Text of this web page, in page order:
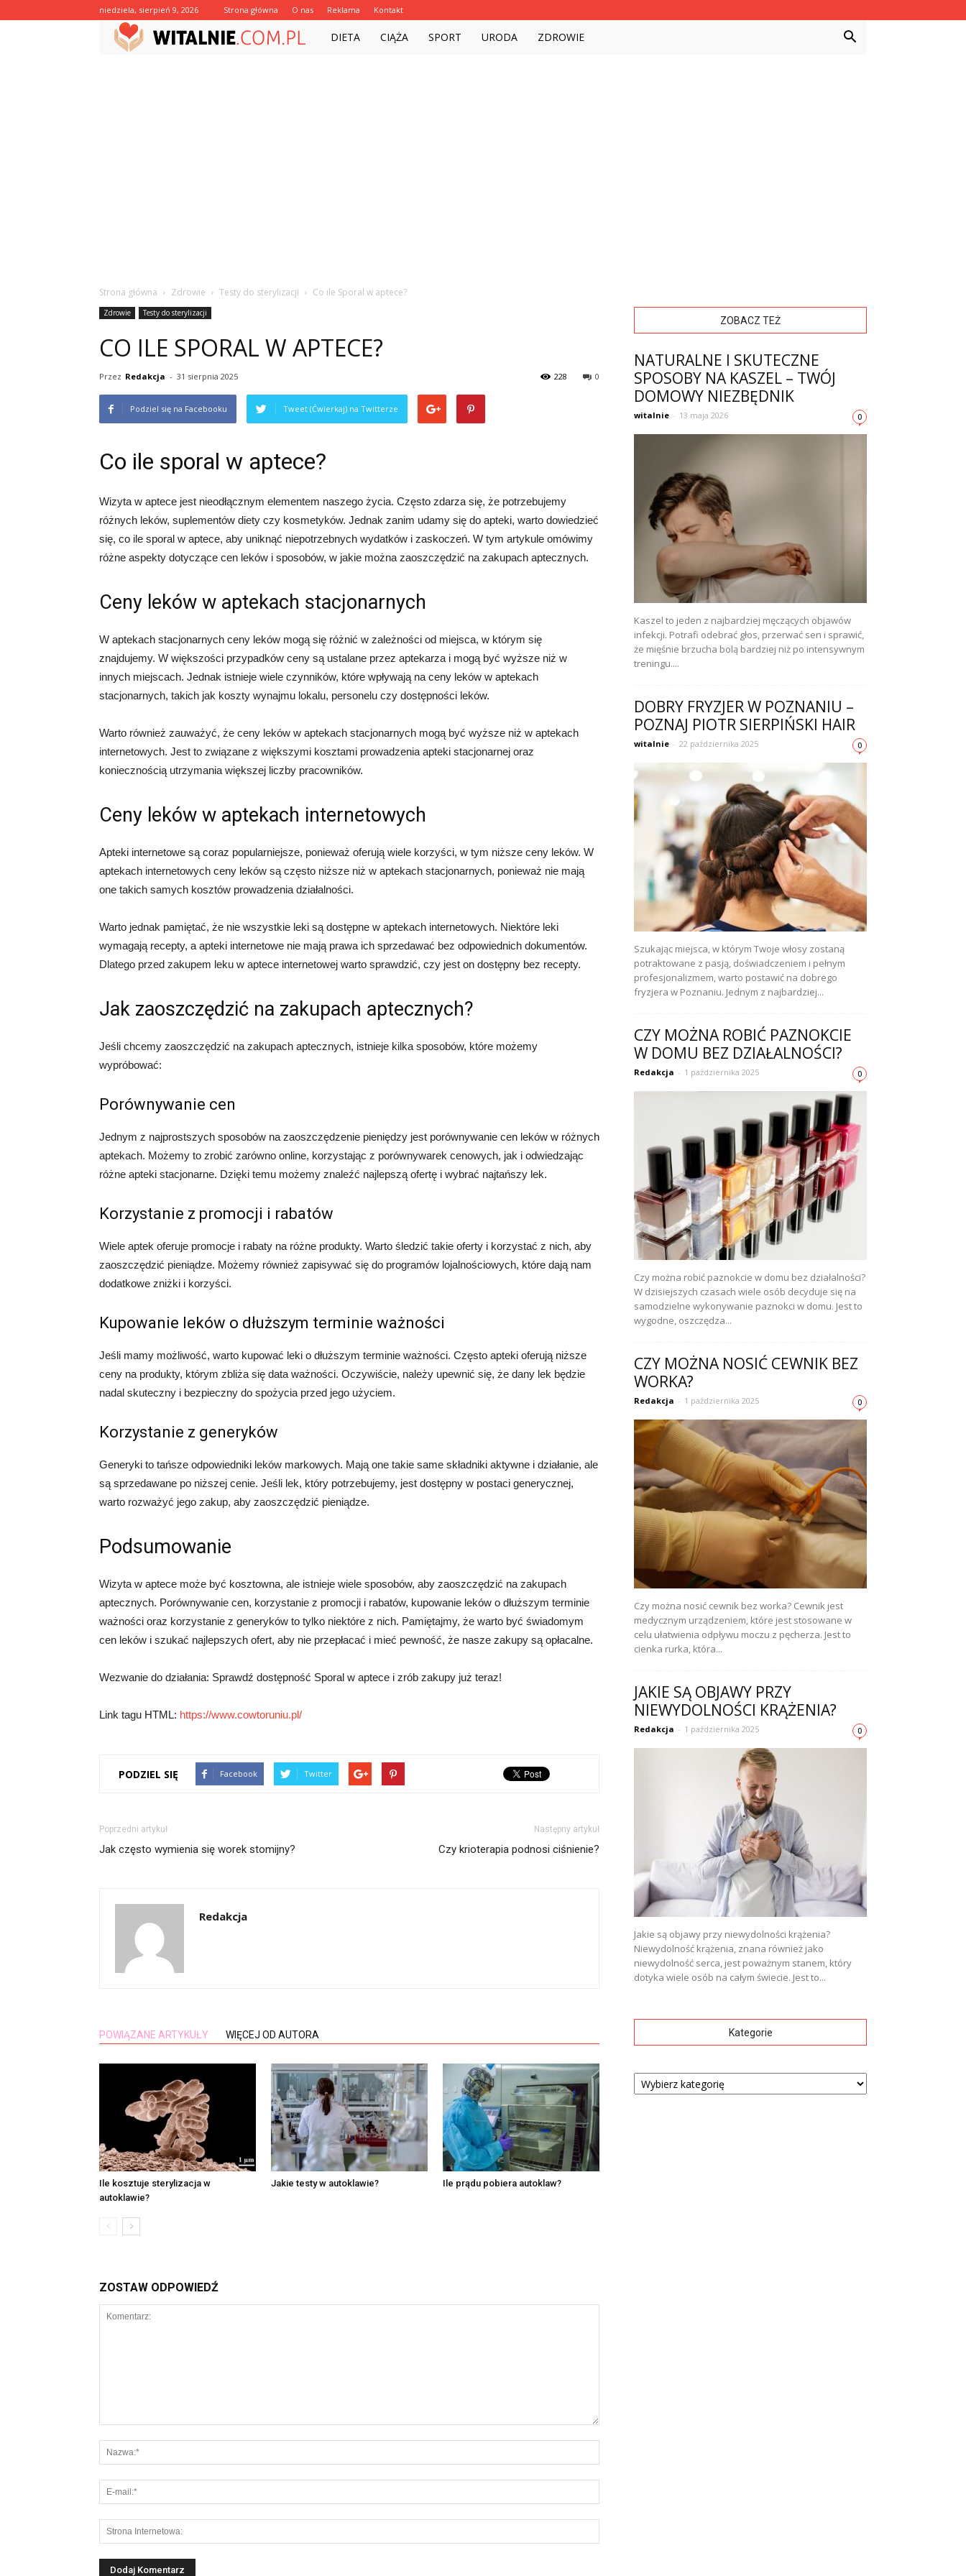
niedziela, sierpień 9, 2026 Strona główna O nas Reklama Kontakt
Witalnie.com.pl
DIETA CIĄŻA SPORT URODA ZDROWIE
Strona główna Zdrowie Testy do sterylizacji Co ile Sporal w aptece?
Zdrowie Testy do sterylizacji
CO ILE SPORAL W APTECE?
Przez Redakcja - 31 sierpnia 2025 0
228
Podziel się na Facebooku Tweet (Ćwierkaj) na Twitterze
Co ile sporal w aptece?
Wizyta w aptece jest nieodłącznym elementem naszego życia. Często zdarza się, że potrzebujemy
różnych leków, suplementów diety czy kosmetyków. Jednak zanim udamy się do apteki, warto dowiedzieć
się, co ile sporal w aptece, aby uniknąć niepotrzebnych wydatków i zaskoczeń. W tym artykule omówimy
różne aspekty dotyczące cen leków i sposobów, w jakie można zaoszczędzić na zakupach aptecznych.
Ceny leków w aptekach stacjonarnych
W aptekach stacjonarnych ceny leków mogą się różnić w zależności od miejsca, w którym się
znajdujemy. W większości przypadków ceny są ustalane przez aptekarza i mogą być wyższe niż w
innych miejscach. Jednak istnieje wiele czynników, które wpływają na ceny leków w aptekach
stacjonarnych, takich jak koszty wynajmu lokalu, personelu czy dostępności leków.
Warto również zauważyć, że ceny leków w aptekach stacjonarnych mogą być wyższe niż w aptekach
internetowych. Jest to związane z większymi kosztami prowadzenia apteki stacjonarnej oraz
koniecznością utrzymania większej liczby pracowników.
Ceny leków w aptekach internetowych
Apteki internetowe są coraz popularniejsze, ponieważ oferują wiele korzyści, w tym niższe ceny leków. W
aptekach internetowych ceny leków są często niższe niż w aptekach stacjonarnych, ponieważ nie mają
one takich samych kosztów prowadzenia działalności.
Warto jednak pamiętać, że nie wszystkie leki są dostępne w aptekach internetowych. Niektóre leki
wymagają recepty, a apteki internetowe nie mają prawa ich sprzedawać bez odpowiednich dokumentów.
Dlatego przed zakupem leku w aptece internetowej warto sprawdzić, czy jest on dostępny bez recepty.
Jak zaoszczędzić na zakupach aptecznych?
Jeśli chcemy zaoszczędzić na zakupach aptecznych, istnieje kilka sposobów, które możemy
wypróbować:
Porównywanie cen
Jednym z najprostszych sposobów na zaoszczędzenie pieniędzy jest porównywanie cen leków w różnych
aptekach. Możemy to zrobić zarówno online, korzystając z porównywarek cenowych, jak i odwiedzając
różne apteki stacjonarne. Dzięki temu możemy znaleźć najlepszą ofertę i wybrać najtańszy lek.
Korzystanie z promocji i rabatów
Wiele aptek oferuje promocje i rabaty na różne produkty. Warto śledzić takie oferty i korzystać z nich, aby
zaoszczędzić pieniądze. Możemy również zapisywać się do programów lojalnościowych, które dają nam
dodatkowe zniżki i korzyści.
Kupowanie leków o dłuższym terminie ważności
Jeśli mamy możliwość, warto kupować leki o dłuższym terminie ważności. Często apteki oferują niższe
ceny na produkty, którym zbliża się data ważności. Oczywiście, należy upewnić się, że dany lek będzie
nadal skuteczny i bezpieczny do spożycia przed jego użyciem.
Korzystanie z generyków
Generyki to tańsze odpowiedniki leków markowych. Mają one takie same składniki aktywne i działanie, ale
są sprzedawane po niższej cenie. Jeśli lek, który potrzebujemy, jest dostępny w postaci generycznej,
warto rozważyć jego zakup, aby zaoszczędzić pieniądze.
Podsumowanie
Wizyta w aptece może być kosztowna, ale istnieje wiele sposobów, aby zaoszczędzić na zakupach
aptecznych. Porównywanie cen, korzystanie z promocji i rabatów, kupowanie leków o dłuższym terminie
ważności oraz korzystanie z generyków to tylko niektóre z nich. Pamiętajmy, że warto być świadomym
cen leków i szukać najlepszych ofert, aby nie przepłacać i mieć pewność, że nasze zakupy są opłacalne.
Wezwanie do działania: Sprawdź dostępność Sporal w aptece i zrób zakupy już teraz!
Link tagu HTML: https://www.cowtoruniu.pl/
PODZIEL SIĘ Facebook Twitter
Poprzedni artykuł
Jak często wymienia się worek stomijny?
Następny artykuł
Czy krioterapia podnosi ciśnienie?
Redakcja
POWIĄZANE ARTYKUŁY WIĘCEJ OD AUTORA
Ile kosztuje sterylizacja w
autoklawie?
Jakie testy w autoklawie? Ile prądu pobiera autoklaw?
ZOSTAW ODPOWIEDŹ
ZOBACZ TEŻ
NATURALNE I SKUTECZNE
SPOSOBY NA KASZEL – TWÓJ
DOMOWY NIEZBĘDNIK
witalnie - 13 maja 2026 0
Kaszel to jeden z najbardziej męczących objawów
infekcji. Potrafi odebrać głos, przerwać sen i sprawić,
że mięśnie brzucha bolą bardziej niż po intensywnym
treningu....
DOBRY FRYZJER W POZNANIU –
POZNAJ PIOTR SIERPIŃSKI HAIR
witalnie - 22 października 2025 0
Szukając miejsca, w którym Twoje włosy zostaną
potraktowane z pasją, doświadczeniem i pełnym
profesjonalizmem, warto postawić na dobrego
fryzjera w Poznaniu. Jednym z najbardziej...
CZY MOŻNA ROBIĆ PAZNOKCIE
W DOMU BEZ DZIAŁALNOŚCI?
Redakcja - 1 października 2025 0
Czy można robić paznokcie w domu bez działalności?
W dzisiejszych czasach wiele osób decyduje się na
samodzielne wykonywanie paznokci w domu. Jest to
wygodne, oszczędza...
CZY MOŻNA NOSIĆ CEWNIK BEZ
WORKA?
Redakcja - 1 października 2025 0
Czy można nosić cewnik bez worka? Cewnik jest
medycznym urządzeniem, które jest stosowane w
celu ułatwienia odpływu moczu z pęcherza. Jest to
cienka rurka, która...
JAKIE SĄ OBJAWY PRZY
NIEWYDOLNOŚCI KRĄŻENIA?
Redakcja - 1 października 2025 0
Jakie są objawy przy niewydolności krążenia?
Niewydolność krążenia, znana również jako
niewydolność serca, jest poważnym stanem, który
dotyka wiele osób na całym świecie. Jest to...
Kategorie
Kategorie